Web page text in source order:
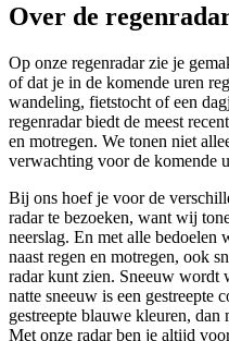
Over de
Op onze regenradar zie je
of dat je in de komende uren
wandeling, fietstocht of een
regenradar biedt de meest
en motregen. We tonen niet
verwachting voor de komende
Bij ons hoef je voor de
radar te bezoeken, want wij
neerslag. En met alle bedoelen
naast regen en motregen, ook
radar kunt zien. Sneeuw wordt
natte sneeuw is een gestreepte
gestreepte blauwe kleuren,
Met onze radar ben je altijd